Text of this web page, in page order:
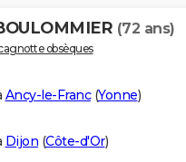
(72 ans)
obsèques
Ancy-le-Franc(Yonne)
Dijon (Côte-d'Or)